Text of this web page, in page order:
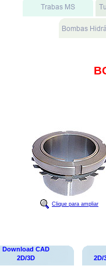
Clique para ampliar
Download CAD
2D/3D
2D/